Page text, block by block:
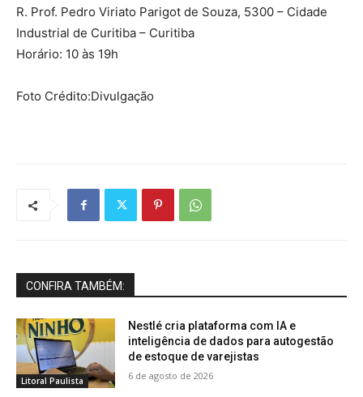
R. Prof. Pedro Viriato Parigot de Souza, 5300 – Cidade
Industrial de Curitiba – Curitiba
Horário: 10 às 19h
Foto Crédito:Divulgação
CONFIRA TAMBÉM:
Litoral Paulista
Nestlé cria plataforma com IA e
inteligência de dados para autogestão
de estoque de varejistas
6 de agosto de 2026